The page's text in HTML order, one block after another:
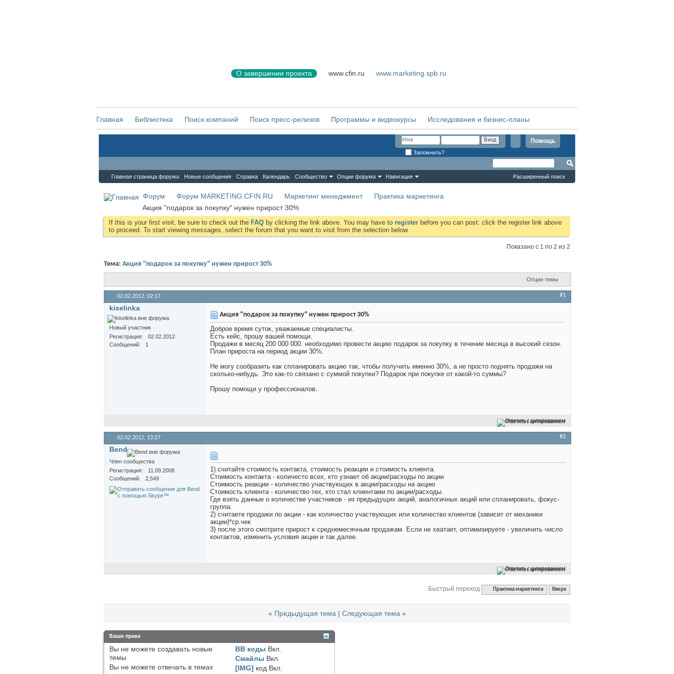
О завершении проекта www.cfin.ru www.marketing.spb.ru
Главная Библиотека Поиск компаний Поиск пресс-релизов Программы и видеокурсы Исследования и бизнес-планы
Помощь
Запомнить?
Главная страница форума Новые сообщения Справка Календарь Сообщество Опции форума Навигация Расширенный поиск
Форум Форум MARKETING.CFIN.RU Маркетинг менеджмент
Практика маркетинга
Акция "подарок за покупку" нужен прирост 30%
If this is your first visit, be sure to check out the FAQ by clicking the link above. You may have to register before you can post: click the register link above
to proceed. To start viewing messages, select the forum that you want to visit from the selection below.
Показано с 1 по 2 из 2
Тема: Акция "подарок за покупку" нужен прирост 30%
Опции темы
02.02.2012, 02:17 #1
kiselinka
Новый участник
Регистрация
02.02.2012
Сообщений
1
Акция "подарок за покупку" нужен прирост 30%
Доброе время суток, уважаемые специалисты.
Есть кейс, прошу вашей помощи.
Продажи в месяц 200 000 000. необходимо провести акцию подарок за покупку в течение месяца в высокий сезон.
План прироста на период акции 30%.
Не могу сообразить как спланировать акцию так, чтобы получить именно 30%, а не просто поднять продажи на
сколько-нибудь. Это как-то связано с суммой покупки? Подарок при покупке от какой-то суммы?
Прошу помощи у профессионалов.
Ответить с цитированием
02.02.2012, 13:27 #2
Bend
Член сообщества
Регистрация
11.09.2008
Сообщений
2,549
1) считайте стоимость контакта, стоимость реакции и стоимость клиента.
Стоимость контакта - количесто всех, кто узнает об акции/расходы по акции
Стоимость реакции - количество участвующих в акции/расходы на акцию
Стоимость клиента - количество тех, кто стал клиентами по акции/расходы.
Где взять данные о количестве участников - из предыдущих акций, аналогичных акций или спланировать, фокус-
группа.
2) считаете продажи по акции - как количество участвующих или количество клиентов (зависит от механики
акции)*ср.чек
3) после этого смотрите прирост к среднемесячным продажам. Если не хватает, оптимизируете - увеличить число
контактов, изменить условия акции и так далее.
Ответить с цитированием
Быстрый переход Практика маркетинга Вверх
« Предыдущая тема| Следующая тема »
Ваши права
Вы не можете создавать новые
темы
Вы не можете отвечать в темах
BB коды Вкл.
Смайлы Вкл.
[IMG] код Вкл.